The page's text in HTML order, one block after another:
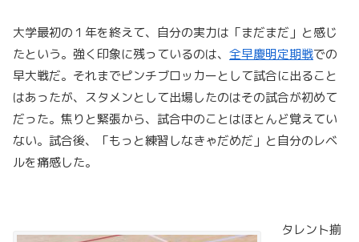
大学最初の１年を終えて、自分の実力は「まだまだ」と感じ
たという。強く印象に残っているのは、 全早慶明定期戦での
早大戦だ。それまでピンチブロッカーとして試合に出ること
はあったが、スタメンとして出場したのはその試合が初めて
だった。焦りと緊張から、試合中のことはほとんど覚えてい
ない。試合後、「もっと練習しなきゃだめだ」と自分のレベ
ルを痛感した。
タレント揃